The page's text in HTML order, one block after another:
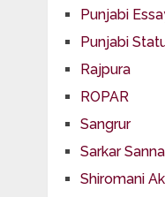
Punjabi
Punjabi
Rajpura
ROPAR
Sangrur
Sarkar
Shiromani